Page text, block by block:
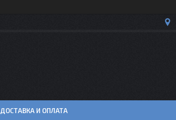
ДОСТАВКА И ОПЛАТА